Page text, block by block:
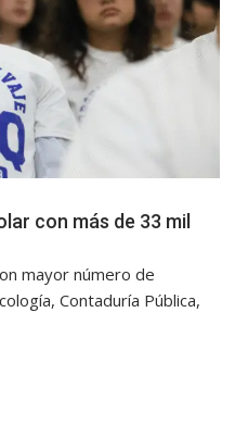
con más de 33 mil
mayor número de
Contaduría Pública,